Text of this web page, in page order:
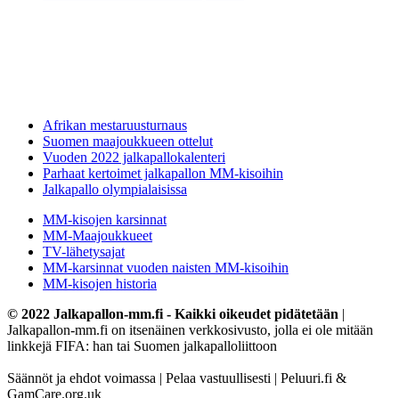
Afrikan mestaruusturnaus
Suomen maajoukkueen ottelut
Vuoden 2022 jalkapallokalenteri
Parhaat kertoimet jalkapallon MM-kisoihin
Jalkapallo olympialaisissa
MM-kisojen karsinnat
MM-Maajoukkueet
TV-lähetysajat
MM-karsinnat vuoden naisten MM-kisoihin
MM-kisojen historia
© 2022 Jalkapallon-mm.fi - Kaikki oikeudet pidätetään |
Jalkapallon-mm.fi on itsenäinen verkkosivusto, jolla ei ole mitään
linkkejä FIFA: han tai Suomen jalkapalloliittoon
Säännöt ja ehdot voimassa | Pelaa vastuullisesti | Peluuri.fi &
GamCare.org.uk